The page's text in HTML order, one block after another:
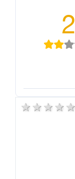
2
5 stars 4 stars 3 stars 2 stars 1 star